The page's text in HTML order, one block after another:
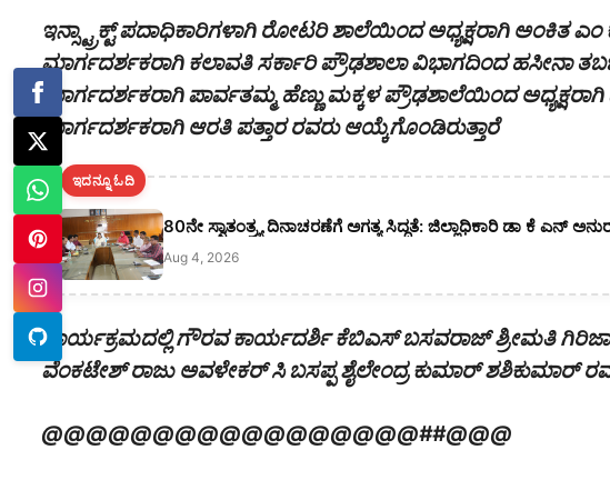
ಇನ್ಸ್ಟ್ರಾಕ್ಟ್ ಪದಾಧಿಕಾರಿಗಳಾಗಿ ರೋಟರಿ ಶಾಲೆಯಿಂದ ಅಧ್ಯಕ್ಷರಾಗಿ ಅಂಕಿತ
ಮಾರ್ಗದರ್ಶಕರಾಗಿ ಕಲಾವತಿ ಸರ್ಕಾರಿ ಪ್ರೌಢಶಾಲಾ ವಿಭಾಗದಿಂದ
ಮಾರ್ಗದರ್ಶಕರಾಗಿ ಪಾರ್ವತಮ್ಮ ಹೆಣ್ಣು ಮಕ್ಕಳ ಪ್ರೌಢಶಾಲೆಯಿಂದ
ಮಾರ್ಗದರ್ಶಕರಾಗಿ ಆರತಿ ಪತ್ತಾರ ರವರು ಆಯ್ಕೆಗೊಂಡಿರುತ್ತಾರೆ
ಇದನ್ನೂ ಓದಿ
80ನೇ ಸ್ವಾತಂತ್ರ್ಯ ದಿನಾಚರಣೆಗೆ ಅಗತ್ಯ ಸಿದ್ಧತೆ: ಜಿಲ್ಲಾಧಿಕಾರಿ ಡಾ ಕೆ ಎನ್
Aug 4, 2026
ಕಾರ್ಯಕ್ರಮದಲ್ಲಿ ಗೌರವ ಕಾರ್ಯದರ್ಶಿ ಕೆಬಿಎಸ್ ಬಸವರಾಜ್ ಶ್ರೀಮತಿ
ವೆಂಕಟೇಶ್ ರಾಜು ಅವಳೇಕರ್‌ ಸಿ ಬಸಪ್ಪ ಶೈಲೇಂದ್ರ ಕುಮಾರ್ ಶಶಿಕುಮಾರ್
@@@@@@@@@@@@@@@@@##@@@